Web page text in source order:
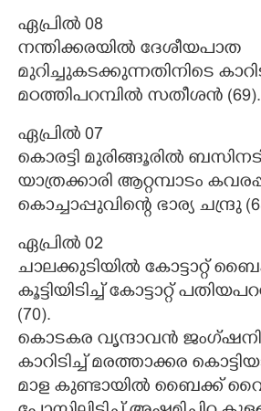
ഏപ്രിൽ 08
നന്തിക്കരയിൽ ദേശീയപാത
മുറിച്ചുകടക്കുന്നതിനിടെ
മഠത്തിപറമ്പിൽ സതീശൻ (69).
ഏപ്രിൽ 07
കൊരട്ടി മുരിങ്ങൂരിൽ
യാത്രക്കാരി ആറ്റമ്പാടം
കൊച്ചാപ്പുവിന്റെ ഭാര്യ ചന്ദ്രു
ഏപ്രിൽ 02
ചാലക്കുടിയിൽ കോട്ടാറ്റ്
കൂട്ടിയിടിച്ച് കോട്ടാറ്റ്
(70).
കൊടകര വൃന്ദാവൻ
കാറിടിച്ച് മരത്താക്കര
മാള കുണ്ടായിൽ ബൈക്ക്